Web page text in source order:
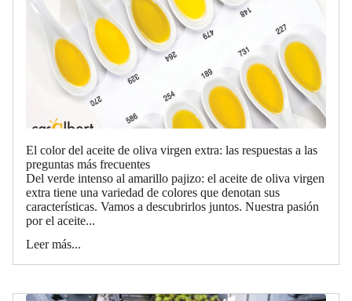
El color del aceite de oliva virgen extra: las respuestas a las
preguntas más frecuentes
Del verde intenso al amarillo pajizo: el aceite de oliva virgen
extra tiene una variedad de colores que denotan sus
características. Vamos a descubrirlos juntos. Nuestra pasión
por el aceite...
Leer más...